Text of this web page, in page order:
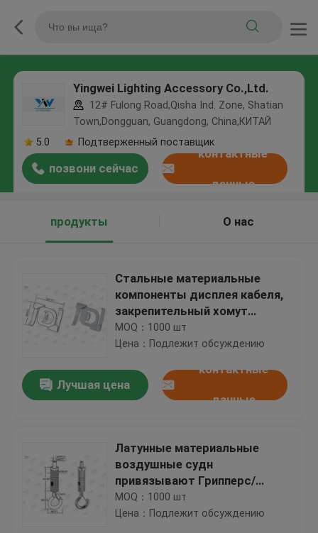
Yingwei Lighting Accessory Co.,Ltd.
12# Fulong Road,Qisha Ind. Zone, Shatian
Town,Dongguan, Guangdong, China,КИТАЙ
5.0
Подтверженный поставщик
позвони сейчас
контактные
данные
продукты О нас
Стальные материальные
компоненты дисплея кабеля,
закрепительный хомут
Адвокатуры т для
приостанавливать знаки
MOQ：1000 шт
Цена：Подлежит обсуждению
Лучшая цена
контактные
данные
Латунные материальные
воздушные судн
привязывают Грипперс/
собственную личность
сжимая крюк с покрытым
MOQ：1000 шт
Цена：Подлежит обсуждению